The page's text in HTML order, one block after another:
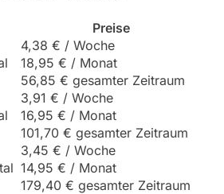
Preise
4,38 € / Woche
18,95 € / Monat
56,85 € gesamter Zeitraum
3,91 € / Woche
16,95 € / Monat
101,70 € gesamter Zeitraum
3,45 € / Woche
14,95 € / Monat
179,40 € gesamter Zeitraum